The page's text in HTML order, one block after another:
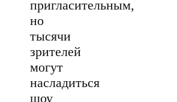
пригласительным,
но
тысячи
зрителей
могут
насладиться
шоу